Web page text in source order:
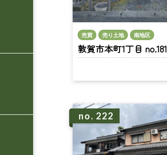
売買 売り土地 南地区
敦賀市本町1丁目 no.181
no. 222